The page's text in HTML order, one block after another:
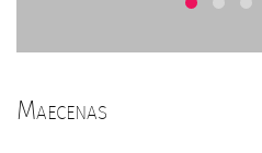
Maecenas